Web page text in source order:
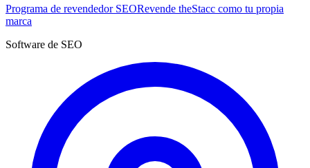
Programa de revendedor SEORevende theStacc como tu propia
marca
Software de SEO